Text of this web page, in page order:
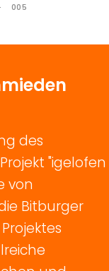
005
mieden
des
Projekt "igelofen
von
Bitburger
Projektes